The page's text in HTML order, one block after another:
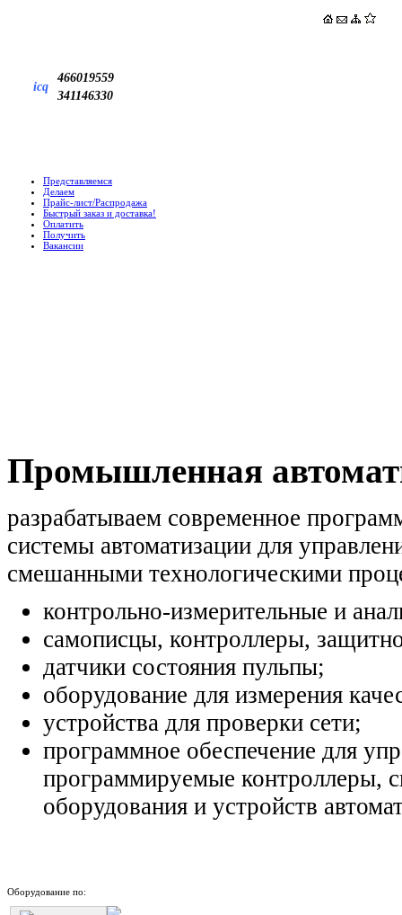
icq
466019559
341146330
Представляемся
Делаем
Прайс-лист/Распродажа
Быстрый заказ и доставка!
Оплатить
Получить
Вакансии
Промышленная
разрабатываем современное
системы автоматизации для
смешанными технологическими
контрольно-измерительные и
самописцы, контроллеры,
датчики состояния пульпы;
оборудование для измерения
устройства для проверки сети;
программное обеспечение для
программируемые контроллеры,
оборудования и устройств
Оборудование по: